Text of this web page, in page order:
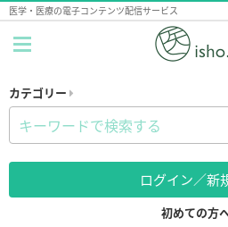
医学・医療の電子コンテンツ配信サービス
カテゴリー
ログイン／新
初めての方